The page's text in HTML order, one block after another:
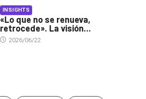
INSIGHTS
«Lo que no se renueva,
retrocede». La visión...
2026/06/22